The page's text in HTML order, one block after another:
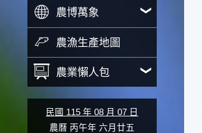
農博萬象
農漁生產地圖
農業懶人包
民國 115 年 08 月 07 日
農曆 丙午年 六月廿五